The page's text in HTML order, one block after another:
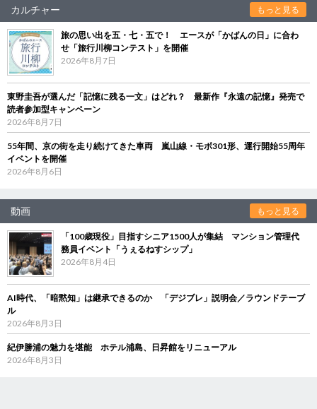
カルチャー もっと見る
旅の思い出を五・七・五で！ エースが「かばんの日」に合わ
せ「旅行川柳コンテスト」を開催
2026年8月7日
東野圭吾が選んだ「記憶に残る一文」はどれ？ 最新作『永遠の記憶』発売で
読者参加型キャンペーン
2026年8月7日
55年間、京の街を走り続けてきた車両 嵐山線・モボ301形、運行開始55周年
イベントを開催
2026年8月6日
動画 もっと見る
「100歳現役」目指すシニア1500人が集結 マンション管理代
務員イベント「うぇるねすシップ」
2026年8月4日
AI時代、「暗黙知」は継承できるのか 「デジブレ」説明会／ラウンドテーブ
ル
2026年8月3日
紀伊勝浦の魅力を堪能 ホテル浦島、日昇館をリニューアル
2026年8月3日